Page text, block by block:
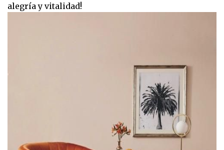
alegría y vitalidad!